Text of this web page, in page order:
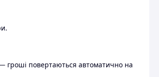
гроші повертаються автоматично на